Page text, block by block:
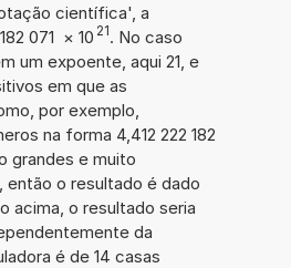
científica', a
071 × 10 21. No caso
um expoente, aqui 21, e
em que as
por exemplo,
na forma 4,412 222 182
grandes e muito
então o resultado é dado
acima, o resultado seria
da
é de 14 casas